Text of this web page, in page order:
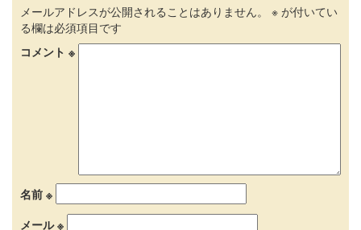
メールアドレスが公開されることはありません。 ※ が付いてい
る欄は必須項目です
コメント ※
名前 ※
メール※